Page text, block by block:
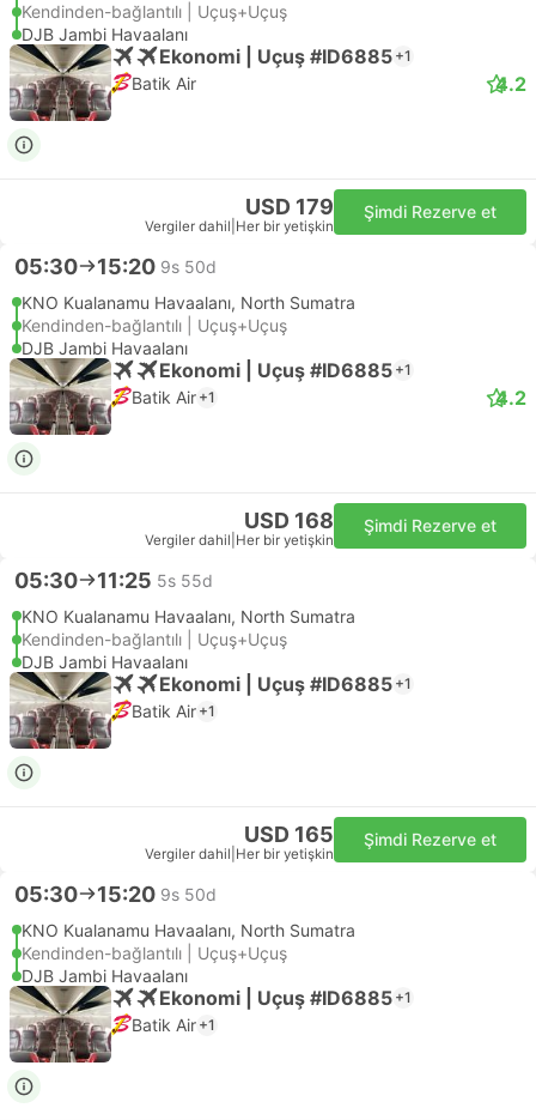
Kendinden-bağlantılı | Uçuş+Uçuş
DJB Jambi Havaalanı
Ekonomi | Uçuş #ID6885 +1
Batik Air 4.2
USD 179
Vergiler dahil Her bir yetişkin
Şimdi Rezerve et
05:30 15:20 9s 50d
KNO Kualanamu Havaalanı, North Sumatra
Kendinden-bağlantılı | Uçuş+Uçuş
DJB Jambi Havaalanı
Ekonomi | Uçuş #ID6885 +1
Batik Air +1 4.2
USD 168
Vergiler dahil Her bir yetişkin
Şimdi Rezerve et
05:30 11:25 5s 55d
KNO Kualanamu Havaalanı, North Sumatra
Kendinden-bağlantılı | Uçuş+Uçuş
DJB Jambi Havaalanı
Ekonomi | Uçuş #ID6885 +1
Batik Air +1
USD 165
Vergiler dahil Her bir yetişkin
Şimdi Rezerve et
05:30 15:20 9s 50d
KNO Kualanamu Havaalanı, North Sumatra
Kendinden-bağlantılı | Uçuş+Uçuş
DJB Jambi Havaalanı
Ekonomi | Uçuş #ID6885 +1
Batik Air +1